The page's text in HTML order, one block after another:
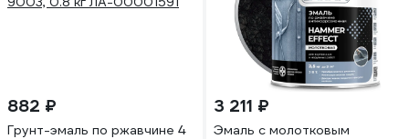
882 ₽
Грунт-эмаль по ржавчине 4
3 211 ₽
Эмаль с молотковым